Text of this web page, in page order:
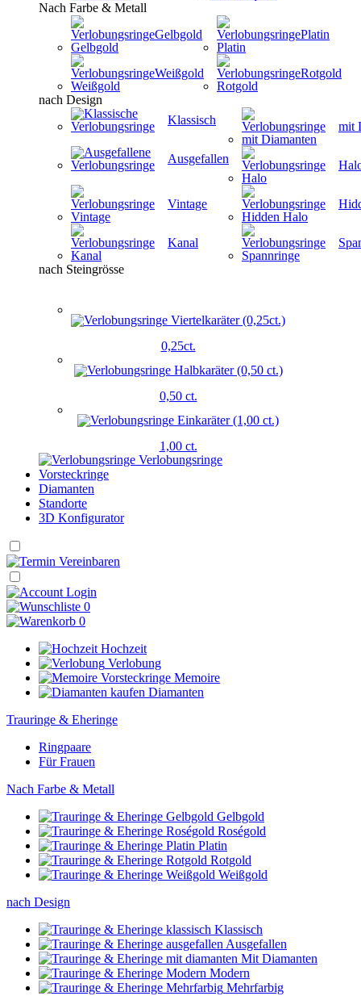
Nach Farbe & Metall
Gelbgold
Platin
Weißgold
Rotgold
nach Design
Klassisch
mit
Ausgefallen
Vintage
Kanal
nach Steingrösse
0,25ct.
0,50 ct.
1,00 ct.
Verlobungsringe
Vorsteckringe
Diamanten
Standorte
3D Konfigurator
Login
0
0
Hochzeit
Verlobung
Memoire
Diamanten
Trauringe & Eheringe
Ringpaare
Für Frauen
Nach Farbe & Metall
Gelbgold
Roségold
Platin
Rotgold
Weißgold
nach Design
Klassisch
Ausgefallen
Mit Diamanten
Modern
Mehrfarbig